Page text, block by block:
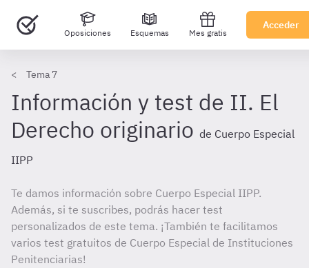
Oposiciones Esquemas Mes gratis
Acceder
Tema 7
Información y test de II. El
Derecho originario de Cuerpo Especial
IIPP
Te damos información sobre Cuerpo Especial IIPP.
Además, si te suscribes, podrás hacer test
personalizados de este tema. ¡También te facilitamos
varios test gratuitos de Cuerpo Especial de Instituciones
Penitenciarias!